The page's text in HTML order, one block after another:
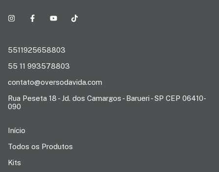
5511925658803
55 11 993578803
contato@oversodavida.com
Rua Peseta 18 - Jd. dos Camargos - Barueri - SP CEP 06410-
090
Início
Todos os Produtos
Kits